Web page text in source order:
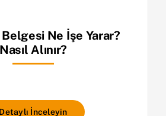
Ne İşe Yarar?
Nasıl Alınır?
Detaylı İnceleyin